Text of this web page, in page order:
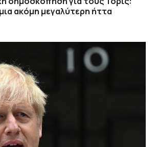
ακόμη μεγαλύτερη ήττα